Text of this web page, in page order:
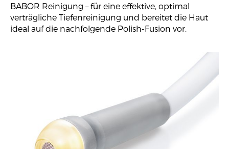
BABOR Reinigung – für eine effektive, optimal
verträgliche Tiefenreinigung und bereitet die Haut
ideal auf die nachfolgende Polish-Fusion vor.